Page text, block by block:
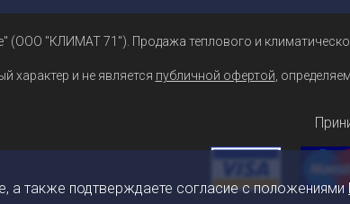
(ООО "КЛИМАТ 71"). Продажа теплового и
характер и не является публичной офертой,
а также подтверждаете согласие с положениями